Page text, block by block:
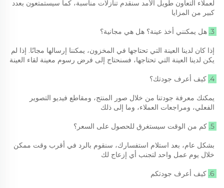
كبير من المزايا
3. هل يمكنني أخذ عينة؟ هل هي مجانية؟
يكن لدينا العينة التي تحتاجها، فسنحتاج إلى فرض رسوم معينة لقاء العينة
4. كيف أعرف جودتك؟
الفعلي، ومراجعات العملاء، وما إلى ذلك
5. كم من الوقت سيستغرق للحصول على السعر؟
خلال يوم عمل واحد لتجنب أي إزعاج لك
6. كيف أعرف جودتكم